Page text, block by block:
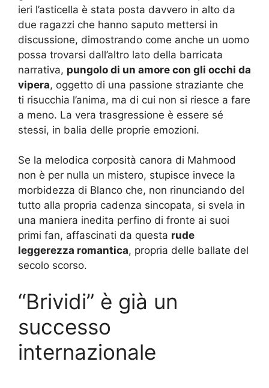
ieri l’asticella è stata posta davvero in alto da
due ragazzi che hanno saputo mettersi in
discussione, dimostrando come anche un uomo
possa trovarsi dall’altro lato della barricata
narrativa, pungolo di un amore con gli occhi da
vipera, oggetto di una passione straziante che
ti risucchia l’anima, ma di cui non si riesce a fare
a meno. La vera trasgressione è essere sé
stessi, in balia delle proprie emozioni.
Se la melodica corposità canora di Mahmood
non è per nulla un mistero, stupisce invece la
morbidezza di Blanco che, non rinunciando del
tutto alla propria cadenza sincopata, si svela in
una maniera inedita perfino di fronte ai suoi
primi fan, affascinati da questa rude
leggerezza romantica, propria delle ballate del
secolo scorso.
“Brividi” è già un
successo
internazionale